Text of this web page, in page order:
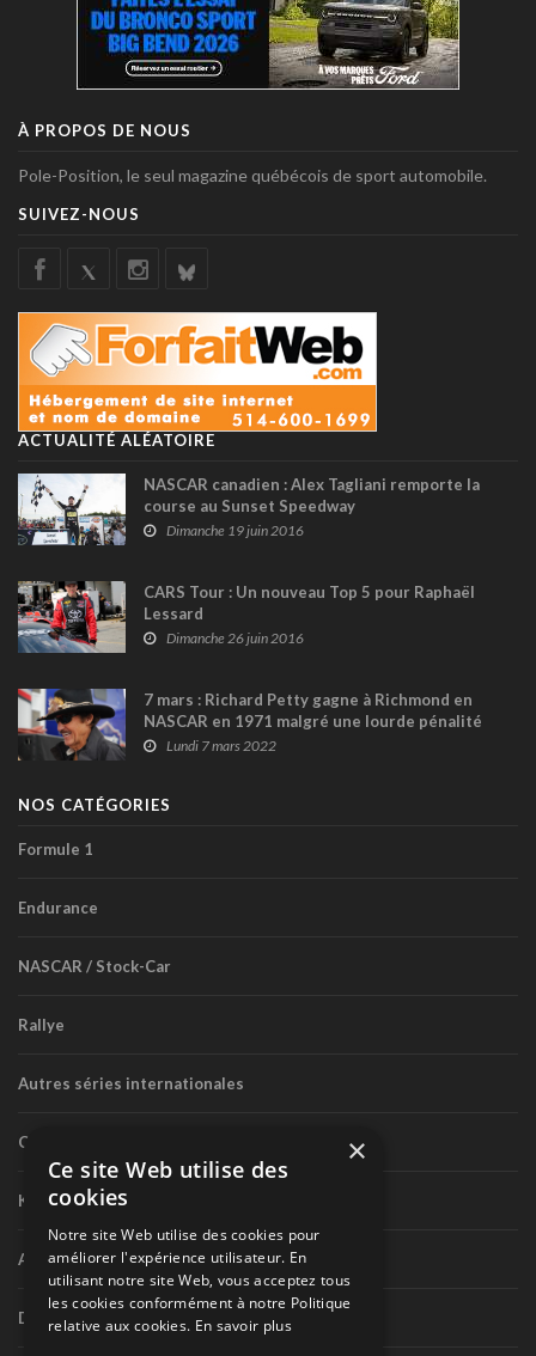
À PROPOS DE NOUS
Pole-Position, le seul magazine québécois de sport automobile.
SUIVEZ-NOUS
ACTUALITÉ ALÉATOIRE
NASCAR canadien : Alex Tagliani remporte la
course au Sunset Speedway
Dimanche 19 juin 2016
CARS Tour : Un nouveau Top 5 pour Raphaël
Lessard
Dimanche 26 juin 2016
7 mars : Richard Petty gagne à Richmond en
NASCAR en 1971 malgré une lourde pénalité
Lundi 7 mars 2022
NOS CATÉGORIES
Formule 1
Endurance
NASCAR / Stock-Car
Rallye
Autres séries internationales
Circuit routier canadien
Karting
Autres séries nationales
Divers
×
Ce site Web utilise des
cookies
Notre site Web utilise des cookies pour
améliorer l'expérience utilisateur. En
utilisant notre site Web, vous acceptez tous
les cookies conformément à notre Politique
relative aux cookies. En savoir plus